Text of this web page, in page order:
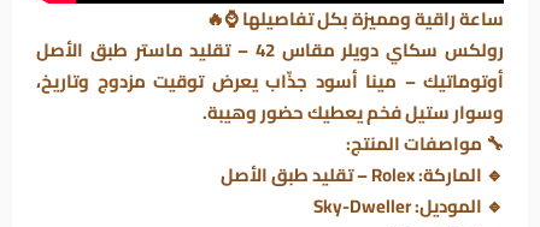
ساعة راقية ومميزة بكل تفاصيلها ⌚🔥
رولكس سكاي دويلر مقاس 42 – تقليد ماستر طبق الأصل
أوتوماتيك – مينا أسود جذّاب يعرض توقيت مزدوج وتاريخ،
وسوار ستيل فخم يعطيك حضور وهيبة.
🔧مواصفات المنتج:
🔹 الماركة:
🔹 الموديل:Sky-Dweller